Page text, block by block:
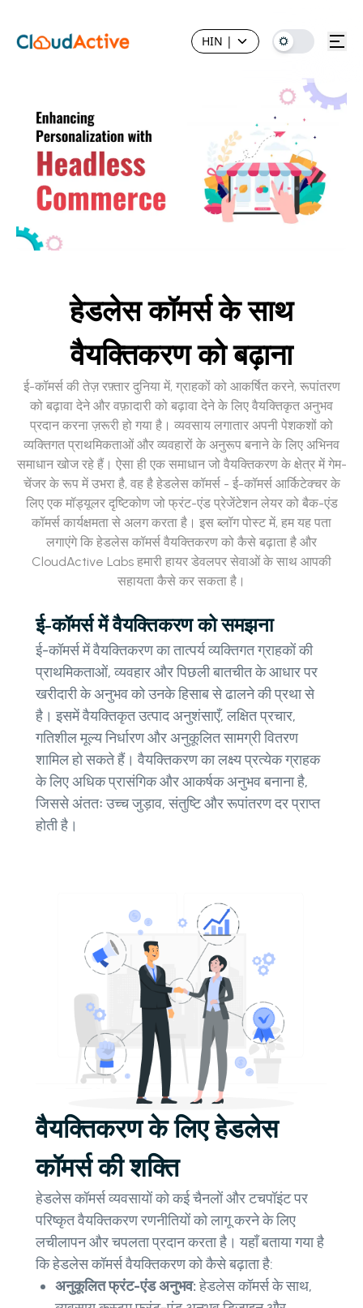
HIN |
हेडलेस कॉमर्स के साथ
वैयक्तिकरण को बढ़ाना
ई-कॉमर्स की तेज़ रफ़्तार दुनिया में, ग्राहकों को आकर्षित करने, रूपांतरण
को बढ़ावा देने और वफ़ादारी को बढ़ावा देने के लिए वैयक्तिकृत अनुभव
प्रदान करना ज़रूरी हो गया है। व्यवसाय लगातार अपनी पेशकशों को
व्यक्तिगत प्राथमिकताओं और व्यवहारों के अनुरूप बनाने के लिए अभिनव
समाधान खोज रहे हैं। ऐसा ही एक समाधान जो वैयक्तिकरण के क्षेत्र में गेम-
चेंजर के रूप में उभरा है, वह है हेडलेस कॉमर्स - ई-कॉमर्स आर्किटेक्चर के
लिए एक मॉड्यूलर दृष्टिकोण जो फ्रंट-एंड प्रेजेंटेशन लेयर को बैक-एंड
कॉमर्स कार्यक्षमता से अलग करता है। इस ब्लॉग पोस्ट में, हम यह पता
लगाएंगे कि हेडलेस कॉमर्स वैयक्तिकरण को कैसे बढ़ाता है और
CloudActive Labs हमारी हायर डेवलपर सेवाओं के साथ आपकी
सहायता कैसे कर सकता है।
ई-कॉमर्स में वैयक्तिकरण को समझना
ई-कॉमर्स में वैयक्तिकरण का तात्पर्य व्यक्तिगत ग्राहकों की
प्राथमिकताओं, व्यवहार और पिछली बातचीत के आधार पर
खरीदारी के अनुभव को उनके हिसाब से ढालने की प्रथा से
है। इसमें वैयक्तिकृत उत्पाद अनुशंसाएँ, लक्षित प्रचार,
गतिशील मूल्य निर्धारण और अनुकूलित सामग्री वितरण
शामिल हो सकते हैं। वैयक्तिकरण का लक्ष्य प्रत्येक ग्राहक
के लिए अधिक प्रासंगिक और आकर्षक अनुभव बनाना है,
जिससे अंततः उच्च जुड़ाव, संतुष्टि और रूपांतरण दर प्राप्त
होती है।
वैयक्तिकरण के लिए हेडलेस
कॉमर्स की शक्ति
हेडलेस कॉमर्स व्यवसायों को कई चैनलों और टचपॉइंट पर
परिष्कृत वैयक्तिकरण रणनीतियों को लागू करने के लिए
लचीलापन और चपलता प्रदान करता है। यहाँ बताया गया है
कि हेडलेस कॉमर्स वैयक्तिकरण को कैसे बढ़ाता है:
अनुकूलित फ्रंट-एंड अनुभव:हेडलेस कॉमर्स के साथ,